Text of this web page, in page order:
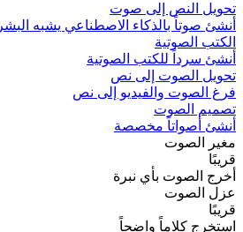
تحويل النص إلى صوت
أنشئ صوتاً بالذكاء الاصطناعي يشبه البشر
الكتب الصوتية
أنشئ سرداً للكتب الصوتية
تحويل الصوت إلى نص
فرغ الصوت والفيديو إلى نص
تصميم الصوت
أنشئ أصواتاً مخصصة
مغير الصوت
قريبًا
أخرج الصوت بأي نبرة
عزل الصوت
قريبًا
استخرج كلاماً واضحاً